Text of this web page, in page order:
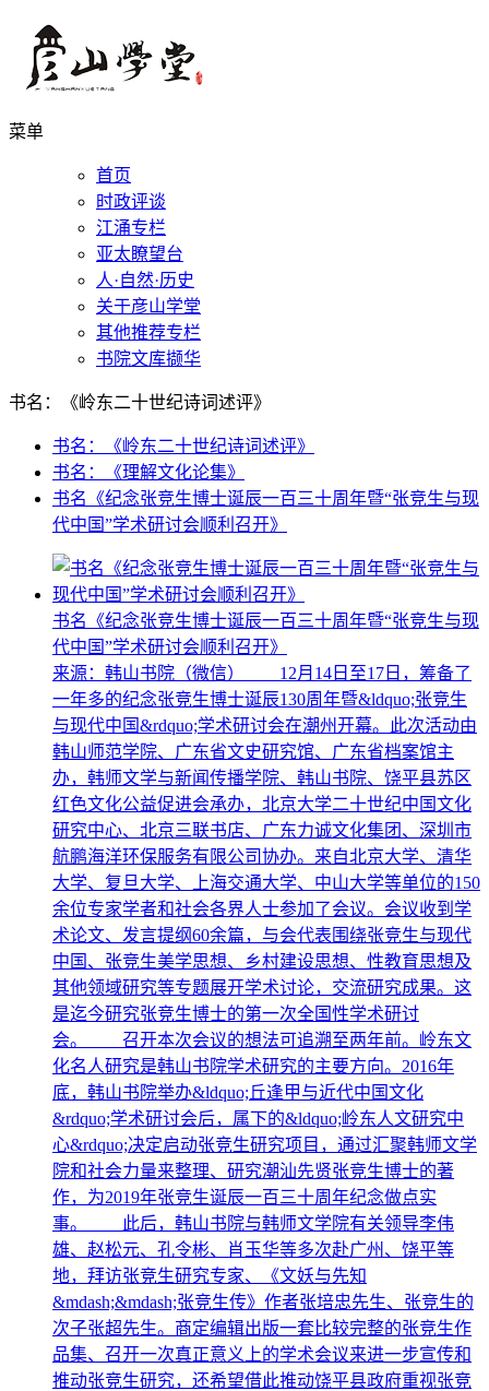
菜单
首页
时政评谈
江涌专栏
亚太瞭望台
人·自然·历史
关于彦山学堂
其他推荐专栏
书院文库撷华
书名：《岭东二十世纪诗词述评》
书名：《岭东二十世纪诗词述评》
书名：《理解文化论集》
书名《纪念张竞生博士诞辰一百三十周年暨“张竞生与现
代中国”学术研讨会顺利召开》
书名《纪念张竞生博士诞辰一百三十周年暨“张竞生与现
代中国”学术研讨会顺利召开》
来源：韩山书院（微信） 12月14日至17日，筹备了
一年多的纪念张竞生博士诞辰130周年暨&ldquo;张竞生
与现代中国&rdquo;学术研讨会在潮州开幕。此次活动由
韩山师范学院、广东省文史研究馆、广东省档案馆主
办，韩师文学与新闻传播学院、韩山书院、饶平县苏区
红色文化公益促进会承办，北京大学二十世纪中国文化
研究中心、北京三联书店、广东力诚文化集团、深圳市
航鹏海洋环保服务有限公司协办。来自北京大学、清华
大学、复旦大学、上海交通大学、中山大学等单位的150
余位专家学者和社会各界人士参加了会议。会议收到学
术论文、发言提纲60余篇，与会代表围绕张竞生与现代
中国、张竞生美学思想、乡村建设思想、性教育思想及
其他领域研究等专题展开学术讨论，交流研究成果。这
是迄今研究张竞生博士的第一次全国性学术研讨
会。 召开本次会议的想法可追溯至两年前。岭东文
化名人研究是韩山书院学术研究的主要方向。2016年
底，韩山书院举办&ldquo;丘逢甲与近代中国文化
&rdquo;学术研讨会后，属下的&ldquo;岭东人文研究中
心&rdquo;决定启动张竞生研究项目，通过汇聚韩师文学
院和社会力量来整理、研究潮汕先贤张竞生博士的著
作，为2019年张竞生诞辰一百三十周年纪念做点实
事。 此后，韩山书院与韩师文学院有关领导李伟
雄、赵松元、孔令彬、肖玉华等多次赴广州、饶平等
地，拜访张竞生研究专家、《文妖与先知
&mdash;&mdash;张竞生传》作者张培忠先生、张竞生的
次子张超先生。商定编辑出版一套比较完整的张竞生作
品集、召开一次真正意义上的学术会议来进一步宣传和
推动张竞生研究，还希望借此推动饶平县政府重视张竞